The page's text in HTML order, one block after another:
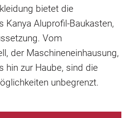
bietet die
Kanya Aluprofil-Baukasten,
Vom
der Maschineneinhausung,
hin zur Haube, sind die
unbegrenzt.